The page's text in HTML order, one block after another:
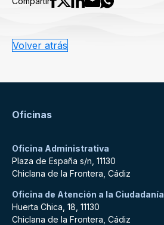
Volver atrás
Oficinas
Oficina Administrativa
Plaza de España s/n, 11130
Chiclana de la Frontera, Cádiz
Oficina de Atención a la Ciudadanía
Huerta Chica, 18, 11130
Chiclana de la Frontera, Cádiz